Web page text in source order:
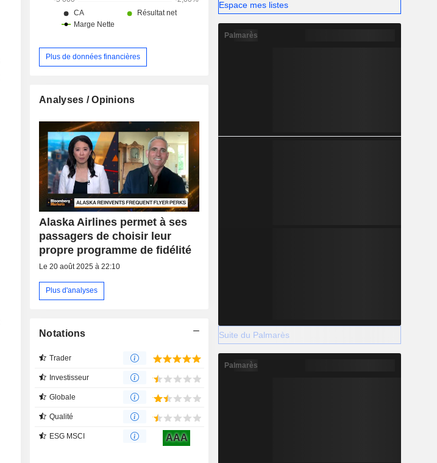
Plus de données financières
Analyses / Opinions
Alaska Airlines permet à ses
passagers de choisir leur
propre programme de fidélité
Le 20 août 2025 à 22:10
Plus d'analyses
Notations
Trader
Investisseur
Globale
Qualité
ESG MSCI AAA
Espace mes listes
Palmarès
Suite du Palmarès
Palmarès